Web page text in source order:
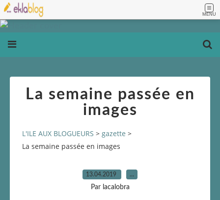
MENU
La semaine passée en
images
L'ILE AUX BLOGUEURS > gazette >
La semaine passée en images
13.04.2019 …
Par lacalobra